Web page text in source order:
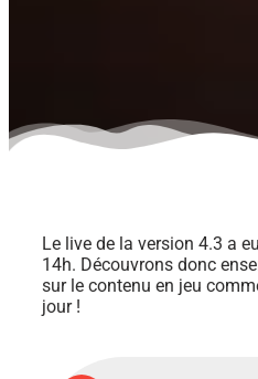
Le live de la version 4.3 a
14h. Découvrons donc
sur le contenu en jeu
jour !